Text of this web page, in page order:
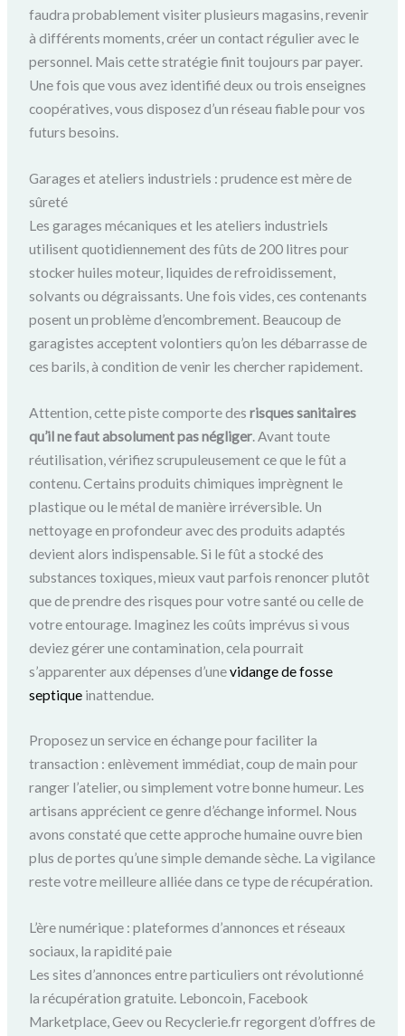
faudra probablement visiter plusieurs magasins, revenir
à différents moments, créer un contact régulier avec le
personnel. Mais cette stratégie finit toujours par payer.
Une fois que vous avez identifié deux ou trois enseignes
coopératives, vous disposez d’un réseau fiable pour vos
futurs besoins.
Garages et ateliers industriels : prudence est mère de
sûreté
Les garages mécaniques et les ateliers industriels
utilisent quotidiennement des fûts de 200 litres pour
stocker huiles moteur, liquides de refroidissement,
solvants ou dégraissants. Une fois vides, ces contenants
posent un problème d’encombrement. Beaucoup de
garagistes acceptent volontiers qu’on les débarrasse de
ces barils, à condition de venir les chercher rapidement.
Attention, cette piste comporte desrisques sanitaires
qu’il ne faut absolument pas négliger . Avant toute
réutilisation, vérifiez scrupuleusement ce que le fût a
contenu. Certains produits chimiques imprègnent le
plastique ou le métal de manière irréversible. Un
nettoyage en profondeur avec des produits adaptés
devient alors indispensable. Si le fût a stocké des
substances toxiques, mieux vaut parfois renoncer plutôt
que de prendre des risques pour votre santé ou celle de
votre entourage. Imaginez les coûts imprévus si vous
deviez gérer une contamination, cela pourrait
s’apparenter aux dépenses d’unevidange de fosse
septique inattendue.
Proposez un service en échange pour faciliter la
transaction : enlèvement immédiat, coup de main pour
ranger l’atelier, ou simplement votre bonne humeur. Les
artisans apprécient ce genre d’échange informel. Nous
avons constaté que cette approche humaine ouvre bien
plus de portes qu’une simple demande sèche. La vigilance
reste votre meilleure alliée dans ce type de récupération.
L’ère numérique : plateformes d’annonces et réseaux
sociaux, la rapidité paie
Les sites d’annonces entre particuliers ont révolutionné
la récupération gratuite. Leboncoin, Facebook
Marketplace, Geev ou Recyclerie.fr regorgent d’offres de